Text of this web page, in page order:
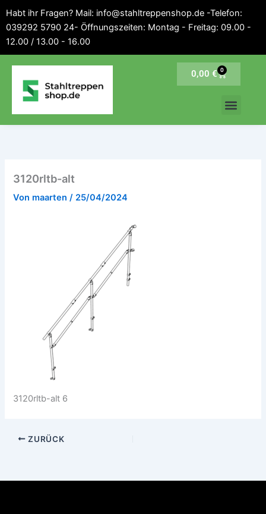
springen
Habt ihr Fragen? Mail: info@stahltreppenshop.de -Telefon:
039292 5790 24- Öffnungszeiten: Montag - Freitag: 09.00 -
12.00 / 13.00 - 16.00
0,00 € 0
Warenkorb
3120rltb-alt
Von maarten/ 25/04/2024
3120rltb-alt 6
ZURÜCK